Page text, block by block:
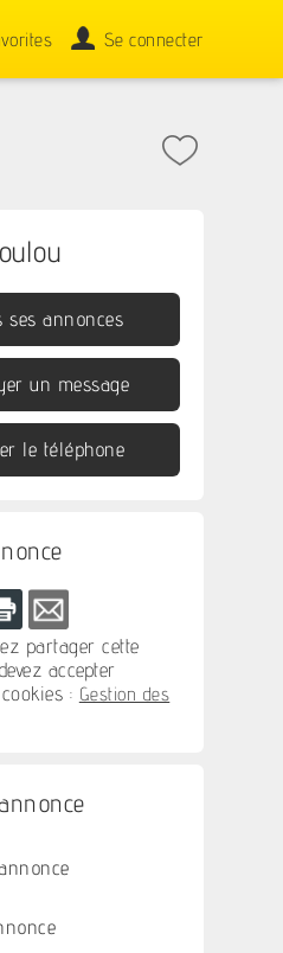
Se connecter
ses annonces
un message
le téléphone
partager cette
accepter
: Gestion des